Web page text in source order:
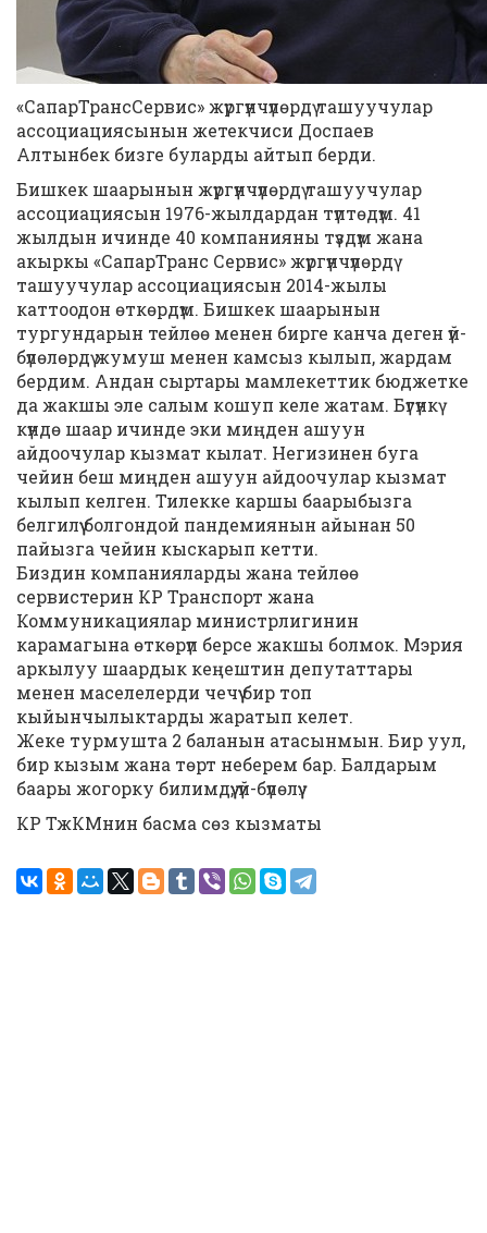
«СапарТрансСервис» жүргүнчүлөрдү ташуучулар
ассоциациясынын жетекчиси Доспаев
Алтынбек бизге буларды айтып берди.
Бишкек шаарынын жүргүнчүлөрдү ташуучулар
ассоциациясын 1976-жылдардан түптөдүм. 41
жылдын ичинде 40 компанияны түздүм жана
акыркы «СапарТранс Сервис» жүргүнчүлөрдү
ташуучулар ассоциациясын 2014-жылы
каттоодон өткөрдүм. Бишкек шаарынын
тургундарын тейлөө менен бирге канча деген үй-
бүлөлөрдү жумуш менен камсыз кылып, жардам
бердим. Андан сыртары мамлекеттик бюджетке
да жакшы эле салым кошуп келе жатам. Бүгүнкү
күндө шаар ичинде эки миңден ашуун
айдоочулар кызмат кылат. Негизинен буга
чейин беш миңден ашуун айдоочулар кызмат
кылып келген. Тилекке каршы баарыбызга
белгилүү болгондой пандемиянын айынан 50
пайызга чейин кыскарып кетти.
Биздин компанияларды жана тейлөө
сервистерин КР Транспорт жана
Коммуникациялар министрлигинин
карамагына өткөрүп берсе жакшы болмок. Мэрия
аркылуу шаардык кеңештин депутаттары
менен маселелерди чечүү бир топ
кыйынчылыктарды жаратып келет.
Жеке турмушта 2 баланын атасынмын. Бир уул,
бир кызым жана төрт неберем бар. Балдарым
баары жогорку билимдүү, үй-бүлөлүү.
КР ТжКМнин басма сөз кызматы